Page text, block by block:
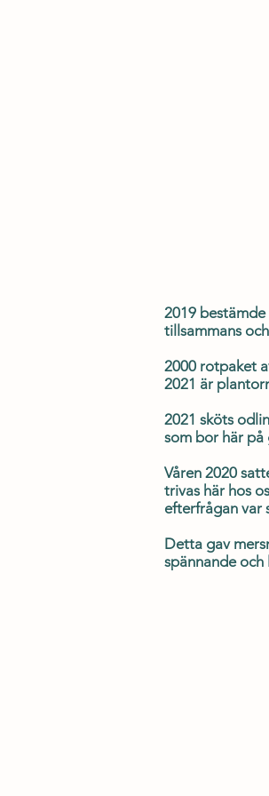
2019
tillsammans
2000 rotpaket
2021 är
2021 sköts
som bor här
Våren 2020
trivas här hos
efterfrågan var
Detta gav
spännande